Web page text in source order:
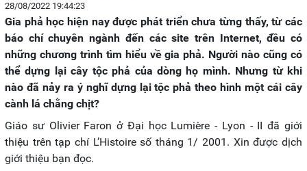
28/08/2022 19:44:23
Gia phả học hiện nay được phát triển chưa từng thấy, từ các
báo chí chuyên ngành đến các site trên Internet, đều có
những chương trình tìm hiểu về gia phả. Người nào cũng có
thể dựng lại cây tộc phả của dòng họ mình. Nhưng từ khi
nào đã nảy ra ý nghĩ dựng lại tộc phả theo hình một cái cây
cành lá chằng chịt?
Giáo sư Olivier Faron ở Đại học Lumière - Lyon - II đã giới
thiệu trên tạp chí L’Histoire số tháng 1/ 2001. Xin được dịch
giới thiệu bạn đọc.